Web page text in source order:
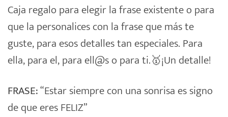
Caja regalo para elegir la frase existente o para
que la personalices con la frase que más te
guste, para esos detalles tan especiales. Para
ella, para el, para ell@s o para ti.🥇¡Un detalle!
FRASE:“Estar siempre con una sonrisa es signo
de que eres FELIZ”